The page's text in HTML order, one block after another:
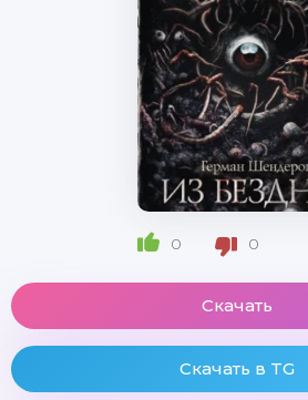
0 0
Скачать
Скачать в TG